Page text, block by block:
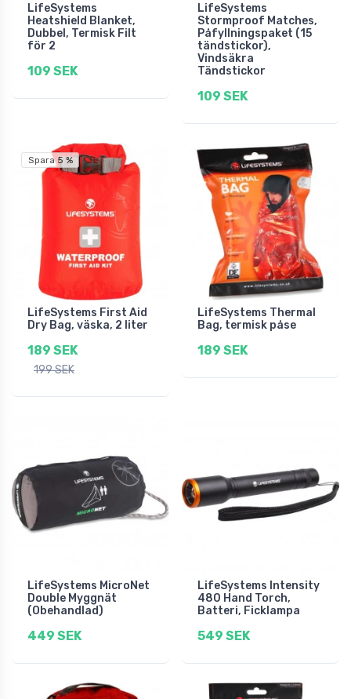
LifeSystems
Heatshield Blanket,
Dubbel, Termisk Filt
för 2
109 SEK
LifeSystems
Stormproof Matches,
Påfyllningspaket (15
tändstickor),
Vindsäkra
Tändstickor
109 SEK
Spara 5 %
LifeSystems First Aid
Dry Bag, väska, 2 liter
189 SEK
199 SEK
LifeSystems Thermal
Bag, termisk påse
189 SEK
LifeSystems MicroNet
Double Myggnät
(Obehandlad)
449 SEK
LifeSystems Intensity
480 Hand Torch,
Batteri, Ficklampa
549 SEK